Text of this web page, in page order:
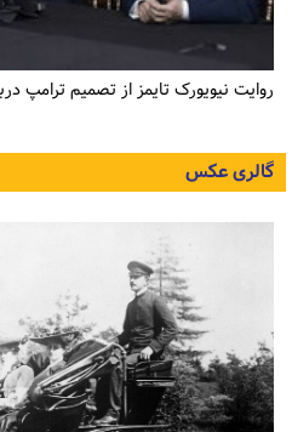
روایت نیویورک تایمز از تصمیم ترامپ
گالری عکس